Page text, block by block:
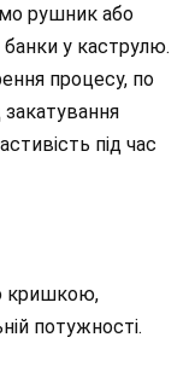
рушник або
у каструлю.
процесу, по
під час
кришкою,
потужності.